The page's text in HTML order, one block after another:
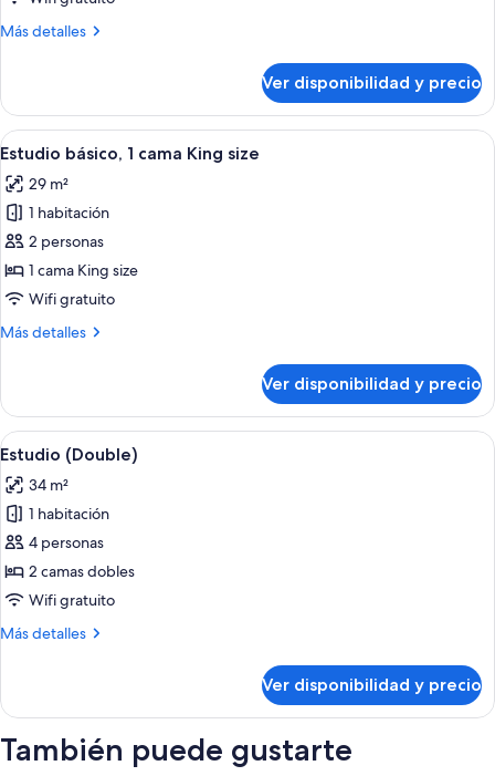
(BENTLEY)
Más detalles
Más
2
habitaciones
(BENTLEY)
Ver disponibilidad y precio
Ver
todas
las
fotos
de
Estudio
básico,
cama
Habitación de hotel con cama,
6
Estudio básico, 1 cama King size
29 m²
1 habitación
2 personas
1 cama King size
Wifi gratuito
Más detalles
Más
básico,
cama
size
Ver disponibilidad y precio
Ver
todas
las
fotos
de
Estudio
(Double)
Habitación de hotel con dos camas,
5
Estudio (Double)
34 m²
1 habitación
4 personas
2 camas dobles
Wifi gratuito
Más detalles
Más
(Double)
Ver disponibilidad y precio
También puede gustarte